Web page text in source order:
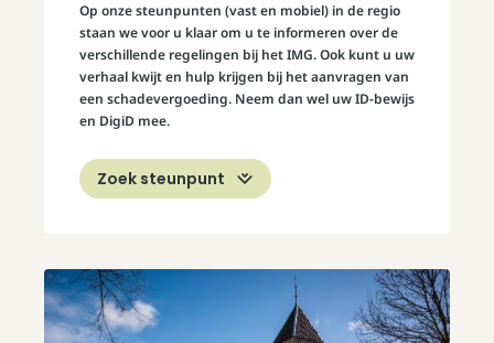
Op onze steunpunten (vast en mobiel) in de regio
staan we voor u klaar om u te informeren over de
verschillende regelingen bij het IMG. Ook kunt u uw
verhaal kwijt en hulp krijgen bij het aanvragen van
een schadevergoeding. Neem dan wel uw ID-bewijs
en DigiD mee.
Zoek steunpunt